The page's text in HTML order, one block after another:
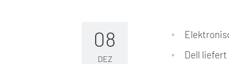
08
DEZ
Dell liefert